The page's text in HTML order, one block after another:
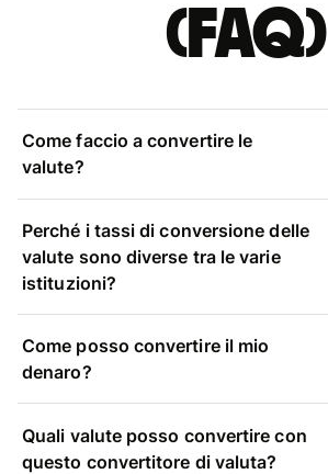
(FAQ)
Come faccio a convertire le
valute?
Perché i tassi di conversione delle
valute sono diverse tra le varie
istituzioni?
Come posso convertire il mio
denaro?
Quali valute posso convertire con
questo convertitore di valuta?